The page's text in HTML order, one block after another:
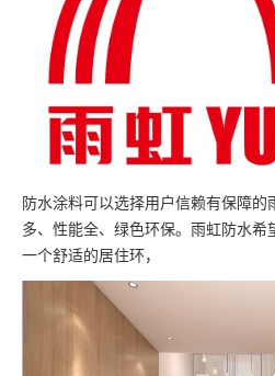
防水涂料可以选择用户信赖有保障的
多、性能全、绿色环保。雨虹防水希
一个舒适的居住环，